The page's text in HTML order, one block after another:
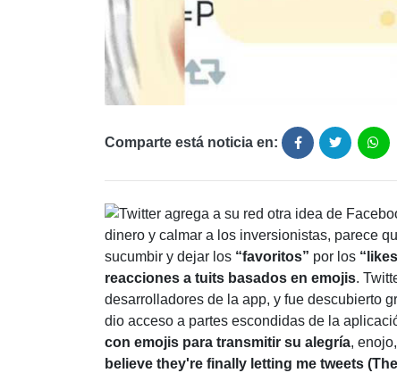
Comparte está noticia en:
dinero y calmar a los inversionistas, parece
sucumbir y dejar los “favoritos” por los
reacciones a tuits basados en emojis.
desarrolladores de la app, y fue descubierto
dio acceso a partes escondidas de la
con emojis para transmitir su alegría,
believe they're finally letting me tweets